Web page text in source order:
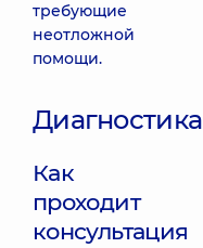
требующие
неотложной
помощи.
Диагностика
Как
проходит
консультация